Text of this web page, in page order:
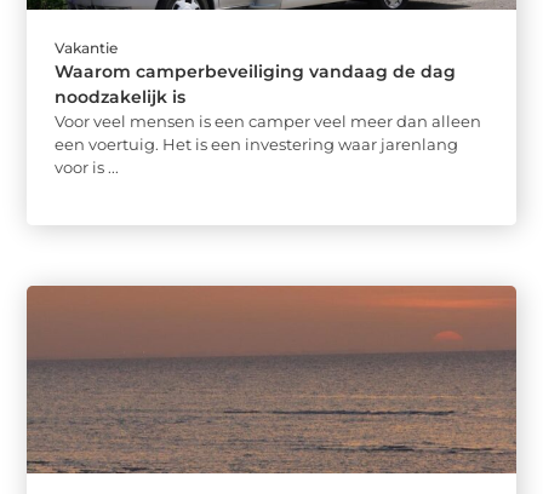
Vakantie
Waarom camperbeveiliging vandaag de dag
noodzakelijk is
Voor veel mensen is een camper veel meer dan alleen
een voertuig. Het is een investering waar jarenlang
voor is ...